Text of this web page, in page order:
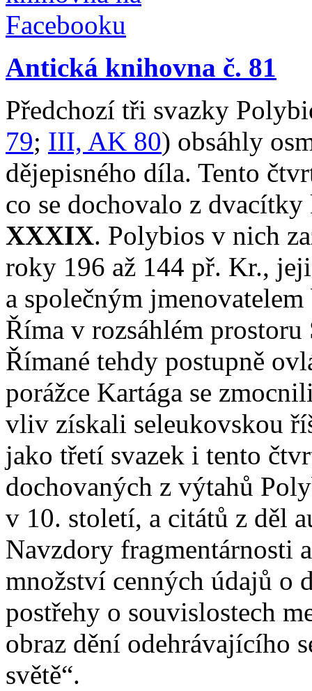
Antická knihovna č. 81
Předchozí tři svazky
79; III, AK 80) obsáhly
dějepisného díla. Tento
co se dochovalo z
XXXIX. Polybios v nich
roky 196 až 144 př. Kr.,
a společným
Říma v rozsáhlém
Římané tehdy postupně
porážce Kartága se
vliv získali seleukovskou
jako třetí svazek i tento
dochovaných z výtahů
v 10. století, a citátů z děl
Navzdory fragmentárnosti
množství cenných údajů o
postřehy o souvislostech
obraz dění odehrávajícího
světě“.